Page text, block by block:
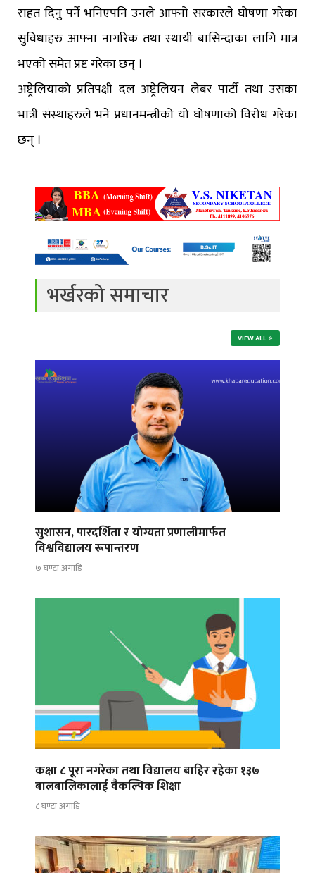
राहत दिनु पर्ने भनिएपनि उनले आफ्नो सरकारले घोषणा गरेका
सुविधाहरु आफ्ना नागरिक तथा स्थायी बासिन्दाका लागि मात्र
भएको समेत प्रष्ट गरेका छन् ।
अष्ट्रेलियाको प्रतिपक्षी दल अष्ट्रेलियन लेबर पार्टी तथा उसका
भात्री संस्थाहरुले भने प्रधानमन्त्रीको यो घोषणाको विरोध गरेका
छन् ।
भर्खरको समाचार
VIEW ALL
सुशासन, पारदर्शिता र योग्यता प्रणालीमार्फत
विश्वविद्यालय रूपान्तरण
७ घण्टा अगाडि
कक्षा ८ पूरा नगरेका तथा विद्यालय बाहिर रहेका १३७
बालबालिकालाई वैकल्पिक शिक्षा
८ घण्टा अगाडि